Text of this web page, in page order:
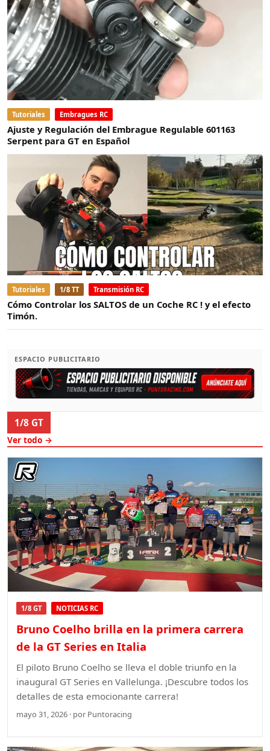
Tutoriales Embragues RC
Ajuste y Regulación del Embrague Regulable 601163
Serpent para GT en Español
Tutoriales 1/8 TT Transmisión RC
Cómo Controlar los SALTOS de un Coche RC ! y el efecto
Timón.
ESPACIO PUBLICITARIO
1/8 GT
Ver todo →
1/8 GT NOTICIAS RC
Bruno Coelho brilla en la primera carrera
de la GT Series en Italia
El piloto Bruno Coelho se lleva el doble triunfo en la
inaugural GT Series en Vallelunga. ¡Descubre todos los
detalles de esta emocionante carrera!
mayo 31, 2026 · por Puntoracing